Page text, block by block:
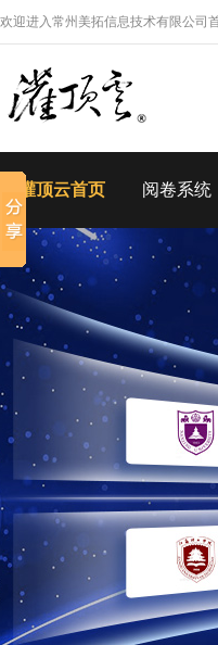
欢迎进入常州美拓信息技术有限公司
灌顶云首页 阅卷系统